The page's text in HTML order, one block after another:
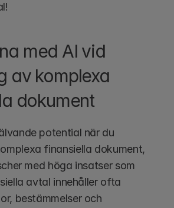
med AI vid
av komplexa
dokument
potential när du
finansiella dokument,
med höga insatser som
avtal innehåller ofta
bestämmelser och